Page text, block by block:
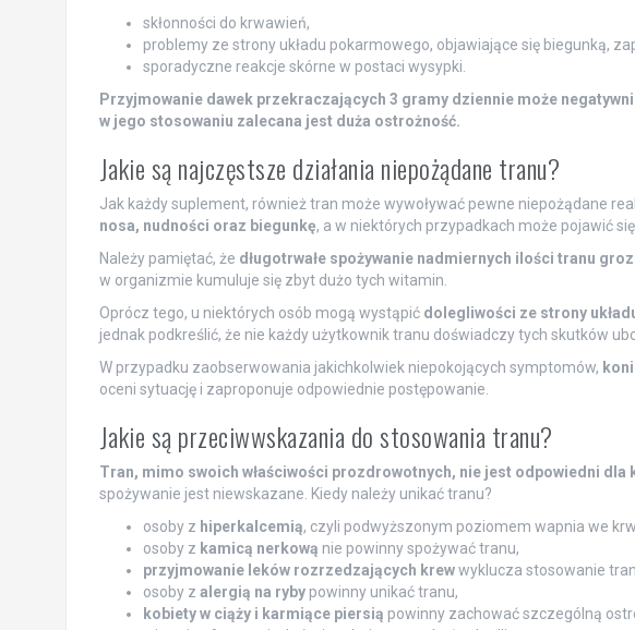
skłonności do krwawień,
problemy ze strony układu pokarmowego, objawiające się biegunką,
sporadyczne reakcje skórne w postaci wysypki.
Przyjmowanie dawek przekraczających 3 gramy dziennie może
w jego stosowaniu zalecana jest duża ostrożność.
Jakie są najczęstsze działania niepożądane tranu?
Jak każdy suplement, również tran może wywoływać pewne niepożądane
nosa, nudności oraz biegunkę, a w niektórych przypadkach może pojawić
Należy pamiętać, że długotrwałe spożywanie nadmiernych ilości tranu
w organizmie kumuluje się zbyt dużo tych witamin.
Oprócz tego, u niektórych osób mogą wystąpić dolegliwości ze strony
jednak podkreślić, że nie każdy użytkownik tranu doświadczy tych skutków
W przypadku zaobserwowania jakichkolwiek niepokojących symptomów,
oceni sytuację i zaproponuje odpowiednie postępowanie.
Jakie są przeciwwskazania do stosowania tranu?
Tran, mimo swoich właściwości prozdrowotnych, nie jest odpowiedni dla
spożywanie jest niewskazane. Kiedy należy unikać tranu?
osoby z hiperkalcemią, czyli podwyższonym poziomem wapnia we
osoby z kamicą nerkową nie powinny spożywać tranu,
przyjmowanie leków rozrzedzających krewwyklucza stosowanie
osoby z alergią na rybypowinny unikać tranu,
kobiety w ciąży i karmiące piersią powinny zachować szczególną